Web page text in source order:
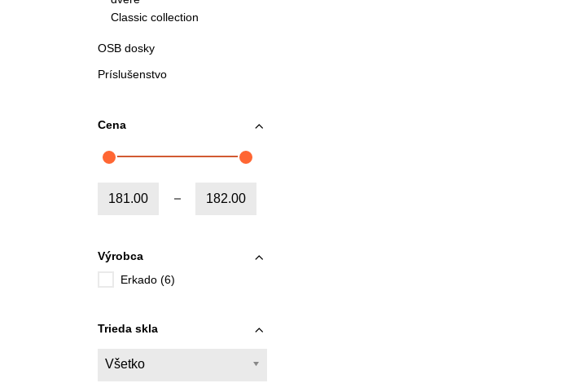
Classic collection
OSB dosky
Príslušenstvo
Cena
Výrobca
Erkado (6)
Trieda skla
Všetko